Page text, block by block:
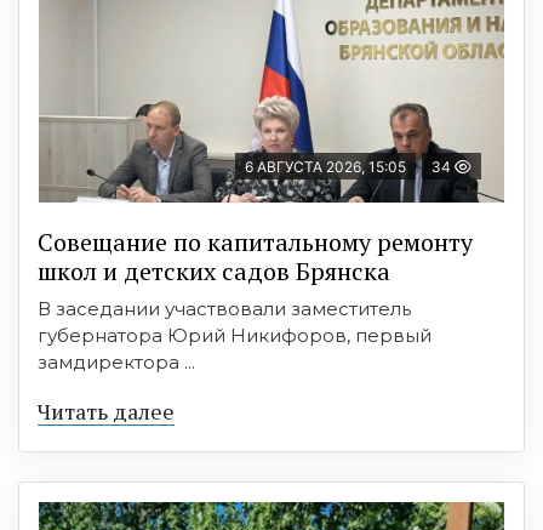
6 АВГУСТА 2026, 15:05 34
Совещание по капитальному ремонту
школ и детских садов Брянска
В заседании участвовали заместитель
губернатора Юрий Никифоров, первый
замдиректора ...
Читать далее